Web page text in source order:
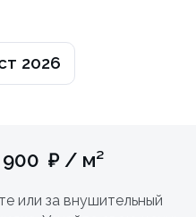
2026
900 ₽ / м²
или за внушительный